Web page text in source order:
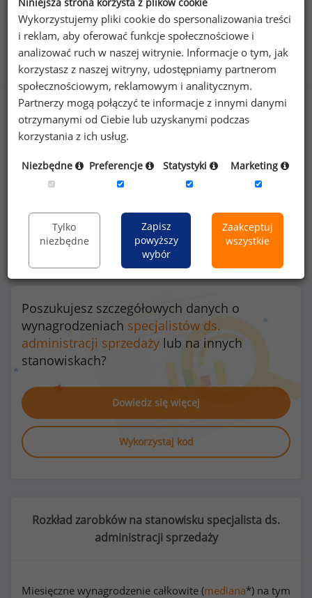
Benefity na stanowisku specjalista ds. administracji
sprzedaży
prywatna opieka medyczna dla pracownika
Poszukujesz szczegółowych danych o
wynagrodzeniach specjalistów ds.
administracji sprzedaży lub na innych
stanowiskach?
Dowiedz się więcej
Wykorzystaj kod
Rozkład zarobków na stanowisku specjalista ds.
administracji sprzedaży
Miesięczne wynagrodzenie całkowite (mediana*) na tym
Wykorzystujemy pliki cookie do spersonalizowania treści
i reklam, aby oferować funkcje społecznościowe i
analizować ruch w naszej witrynie. Informacje o tym, jak
korzystasz z naszej witryny, udostępniamy partnerom
społecznościowym, reklamowym i analitycznym.
Partnerzy mogą połączyć te informacje z innymi danymi
otrzymanymi od Ciebie lub uzyskanymi podczas
korzystania z ich usług.
Niezbędne Preferencje Statystyki Marketing
Tylko
niezbędne
Zapisz
powyższy
wybór
Zaakceptuj
wszystkie